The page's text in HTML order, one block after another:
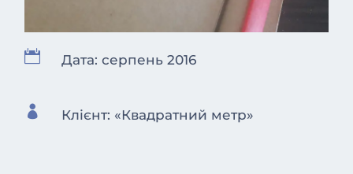
 Дата: серпень 2016
 Клієнт: «Квадратний метр»